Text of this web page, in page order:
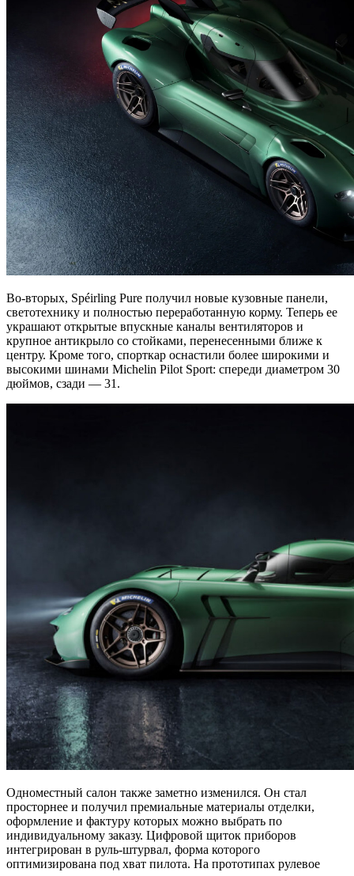
Во-вторых, Spéirling Pure получил новые кузовные панели,
светотехнику и полностью переработанную корму. Теперь ее
украшают открытые впускные каналы вентиляторов и
крупное антикрыло со стойками, перенесенными ближе к
центру. Кроме того, спорткар оснастили более широкими и
высокими шинами Michelin Pilot Sport: спереди диаметром 30
дюймов, сзади — 31.
Одноместный салон также заметно изменился. Он стал
просторнее и получил премиальные материалы отделки,
оформление и фактуру которых можно выбрать по
индивидуальному заказу. Цифровой щиток приборов
интегрирован в руль-штурвал, форма которого
оптимизирована под хват пилота. На прототипах рулевое